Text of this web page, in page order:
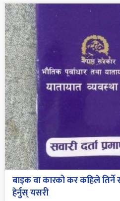
बाइक वा कारको कर कहिले तिर्ने
हेर्नुस् यसरी